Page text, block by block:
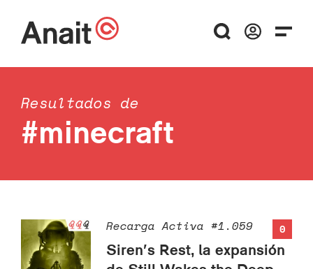
Resultados de
#minecraft
0
Recarga Activa #1.059
Siren’s Rest, la expansión